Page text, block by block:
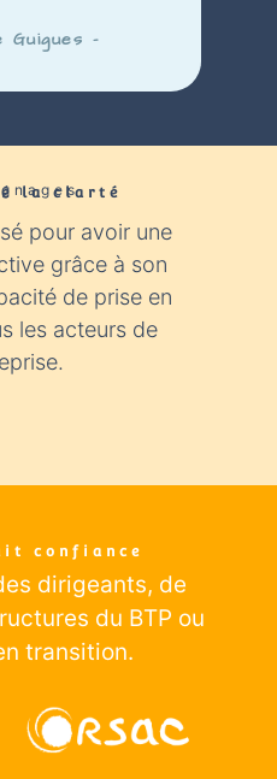
Guigues –
la clarté​
pour avoir une
grâce à son
de prise en
les acteurs de
confiance
dirigeants, de
du BTP ou
transition.